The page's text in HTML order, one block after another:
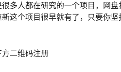
多人都在研究的一个项目，网
这个项目很早就有了，只要你
二维码注册